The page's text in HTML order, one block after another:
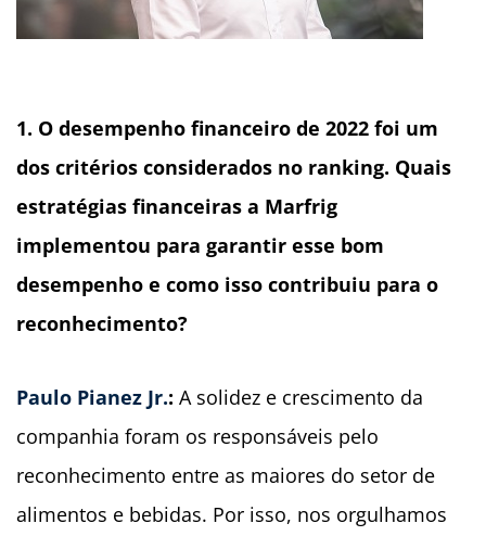
1. O desempenho financeiro de 2022 foi um
dos critérios considerados no ranking. Quais
estratégias financeiras a Marfrig
implementou para garantir esse bom
desempenho e como isso contribuiu para o
reconhecimento?
Paulo Pianez Jr.: A solidez e crescimento da
companhia foram os responsáveis pelo
reconhecimento entre as maiores do setor de
alimentos e bebidas. Por isso, nos orgulhamos